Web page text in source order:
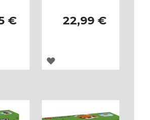
€ 22,99 €
AGREGAR
FAVORITOS